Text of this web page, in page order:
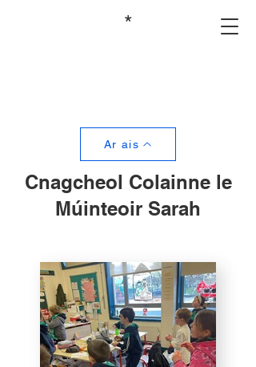
*
Ar ais
Cnagcheol Colainne le
Múinteoir Sarah